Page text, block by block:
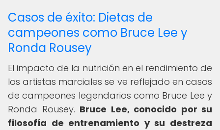
Casos de éxito: Dietas de
campeones como Bruce Lee y
Ronda Rousey
El impacto de la nutrición en el rendimiento de
los artistas marciales se ve reflejado en casos
de campeones legendarios como Bruce Lee y
Ronda Rousey. Bruce Lee, conocido por su
filosofía de entrenamiento y su destreza